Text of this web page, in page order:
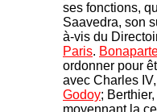
ses fonctions,
Saavedra, son
à-vis du
Paris.
ordonner pour
avec Charles
Godoy;
moyennant la